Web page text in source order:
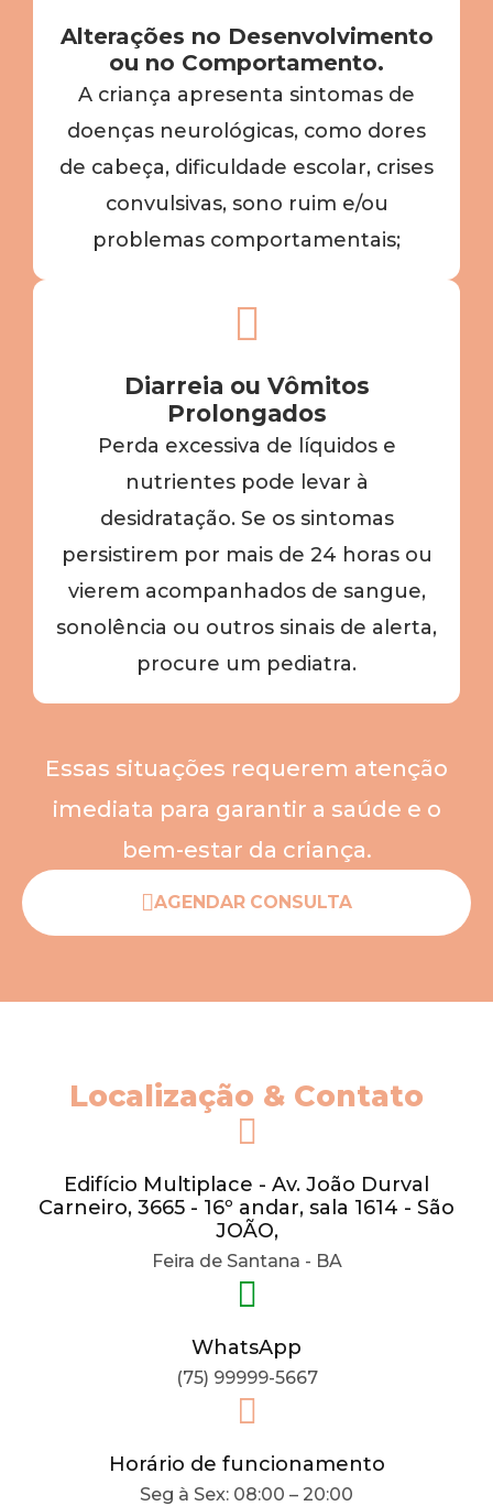
Alterações no Desenvolvimento
ou no Comportamento.
A criança apresenta sintomas de
doenças neurológicas, como dores
de cabeça, dificuldade escolar, crises
convulsivas, sono ruim e/ou
problemas comportamentais;
Diarreia ou Vômitos
Prolongados
Perda excessiva de líquidos e
nutrientes pode levar à
desidratação. Se os sintomas
persistirem por mais de 24 horas ou
vierem acompanhados de sangue,
sonolência ou outros sinais de alerta,
procure um pediatra.
Essas situações requerem atenção
imediata para garantir a saúde e o
bem-estar da criança.
AGENDAR CONSULTA
Localização & Contato
Edifício Multiplace - Av. João Durval
Carneiro, 3665 - 16º andar, sala 1614 - São
JOÃO,
Feira de Santana - BA
WhatsApp
(75) 99999-5667
Horário de funcionamento
Seg à Sex: 08:00 – 20:00